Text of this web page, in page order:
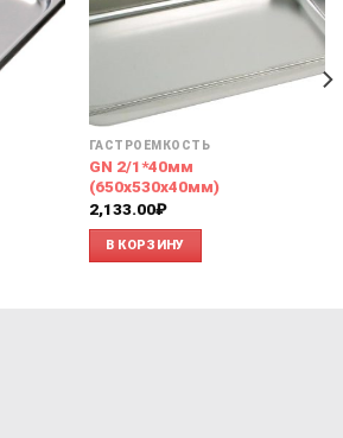
ГАСТРОЁМКОСТЬ
GN 2/1*40мм
(650х530х40мм)
2,133.00₽
В КОРЗИНУ